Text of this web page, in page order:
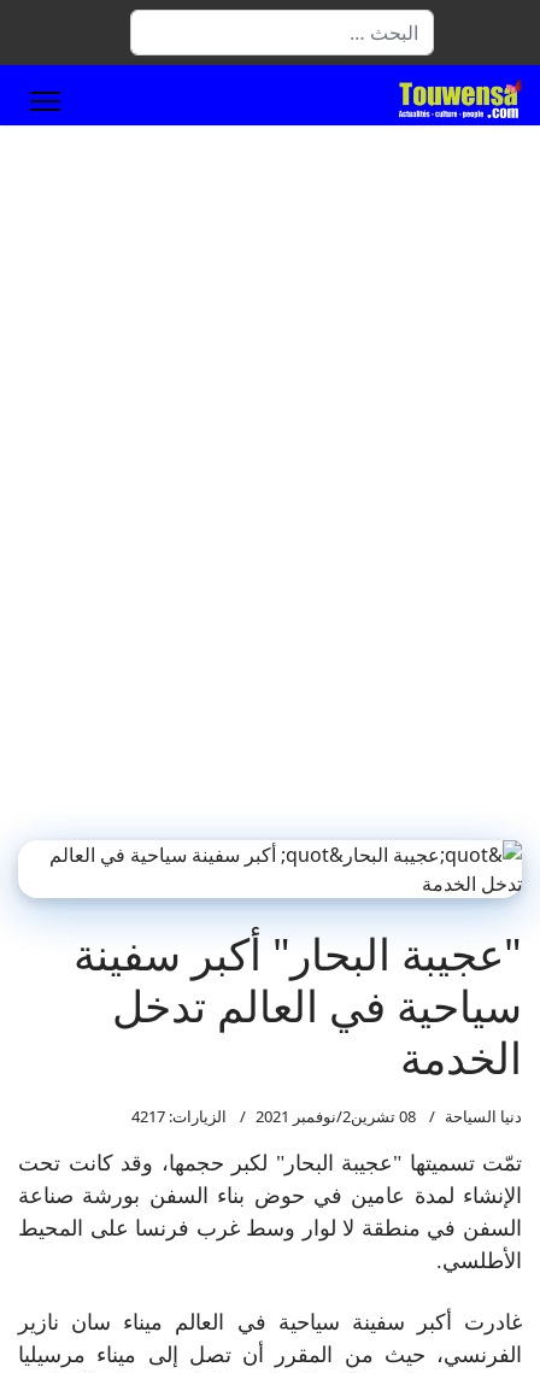
البحث
"عجيبة البحار" أكبر سفينة
سياحية في العالم تدخل
الخدمة
دنيا السياحة 08 تشرين2/نوفمبر 2021 الزيارات: 4217
تمّت تسميتها "عجيبة البحار" لكبر حجمها، وقد كانت تحت
الإنشاء لمدة عامين في حوض بناء السفن بورشة صناعة
السفن في منطقة لا لوار وسط غرب فرنسا على المحيط
الأطلسي.
غادرت أكبر سفينة سياحية في العالم ميناء سان نازير
الفرنسي، حيث من المقرر أن تصل إلى ميناء مرسيليا